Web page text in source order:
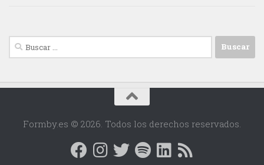
Buscar:
Formby.es © 2026. Todos los derechos reservados.